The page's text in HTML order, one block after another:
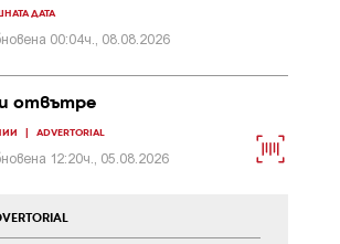
ДАТА
00:04ч., 08.08.2026
отвътре
ADVERTORIAL
12:20ч., 05.08.2026